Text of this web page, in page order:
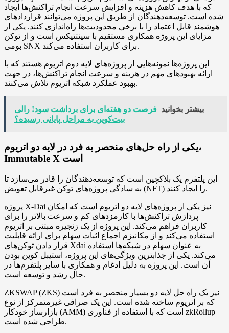
که با هدف کاهش هزینه و افزایش سرعت انجام تراکنش‌ها ایجاد
شده است. توسعه‌دهندگان از طریق این پروژه می‌توانند قراردادهای
هوشمند قابل اعتماد را با برخی محدودیت‌ها راه‌اندازی کنند. یکی از
مزایای این پروژه همکاری مستقیم با سینتتیکس است و از توکن
بومی SNX برای کاربران استفاده می‌کند.
این پروژه‌ها نمونه‌هایی از پروژه‌های لایه دوم اتریوم هستند که با
ارائه بهبودهای مهم در هزینه و سرعت انجام تراکنش‌ها، در جهت
بهبود عملکرد شبکه اتریوم تلاش می‌کنند.
بیشتر بخوانید فرصت دو هفته‌ای برای برداشت سود! رالی
بیت‌کوین به مراحل پایانی رسیده؟
یکی از راه حل‌های منحصر به فرد در لایه دو اتریوم،
Immutable X است
این پلتفرم یک بلاکچین است که توسعه‌دهندگان را قادر می‌سازد تا
به سادگی پروژه‌های توکن غیرقابل تعویض (NFT) را ایجاد کنند.
پروژه X-Dai نیز یکی از پروژه‌های لایه دو اتریوم است که امکان
پردازش تراکنش‌ها با کارمزدهای کم و سرعت بالاتر را برای
کاربران فراهم می‌کند. این پروژه از یک زنجیره مبتنی بر اتریوم
استفاده می‌کند و از مکانیزم اجماع اثبات سهام برای ارائه قابلیت
قرار دادن توکن‌های Xdai به عنوان سهام در شبکه‌ها استفاده
می‌کند. یکی از جذابترین ویژگی‌های این پروژه، استیبل کوین بودن
آن است. این پروژه به دلیل ادغام و همکاری با سایر پلتفرم‌ها در
حال رشد و توسعه است.
ZKSWAP (ZKS) نیز یک راه حل لایه دو بسیار منحصر به فرد است
که بر اتریوم ساخته شده است. این یک صرافی غیرمتمرکز از نوع
بازارساز خودکار (AMM) است که با استفاده از فناوری zkRollup
طراحی شده است.